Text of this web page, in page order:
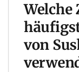
Welche
von